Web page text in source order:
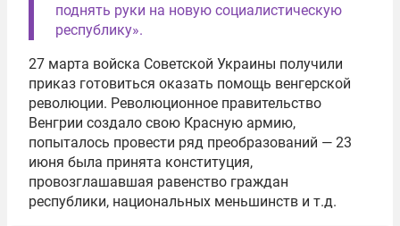
поднять руки на новую социалистическую
республику».
27 марта войска Советской Украины получили
приказ готовиться оказать помощь венгерской
революции. Революционное правительство
Венгрии создало свою Красную армию,
попыталось провести ряд преобразований — 23
июня была принята конституция,
провозглашавшая равенство граждан
республики, национальных меньшинств и т.д.